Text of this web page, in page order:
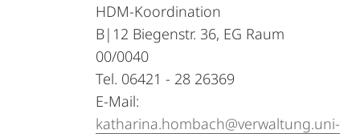
HDM-Koordination
B|12 Biegenstr. 36, EG Raum
00/0040
Tel. 06421 - 28 26369
E-Mail:
katharina.hombach@verwaltung.uni-